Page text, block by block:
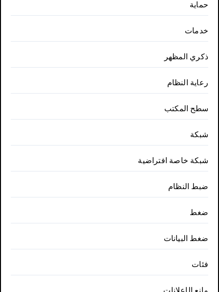
حماية
خدمات
ذكري المظهر
رعاية النظام
سطح المكتب
شبكة
شبكة خاصة افتراضية
ضبط النظام
ضغط
ضغط البيانات
فئات